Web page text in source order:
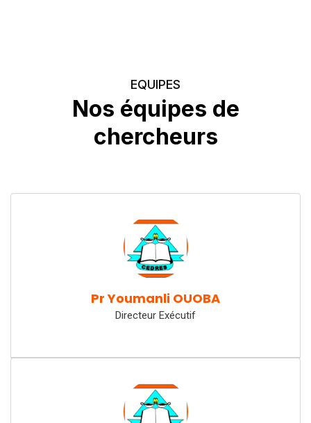
EQUIPES
Nos équipes de
chercheurs
Pr Youmanli OUOBA
Directeur Exécutif